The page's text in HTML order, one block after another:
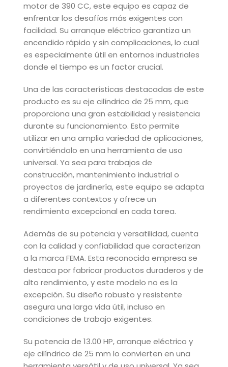
motor de 390 CC, este equipo es capaz de
enfrentar los desafíos más exigentes con
facilidad. Su arranque eléctrico garantiza un
encendido rápido y sin complicaciones, lo cual
es especialmente útil en entornos industriales
donde el tiempo es un factor crucial.
Una de las características destacadas de este
producto es su eje cilíndrico de 25 mm, que
proporciona una gran estabilidad y resistencia
durante su funcionamiento. Esto permite
utilizar en una amplia variedad de aplicaciones,
convirtiéndolo en una herramienta de uso
universal. Ya sea para trabajos de
construcción, mantenimiento industrial o
proyectos de jardinería, este equipo se adapta
a diferentes contextos y ofrece un
rendimiento excepcional en cada tarea.
Además de su potencia y versatilidad, cuenta
con la calidad y confiabilidad que caracterizan
a la marca FEMA. Esta reconocida empresa se
destaca por fabricar productos duraderos y de
alto rendimiento, y este modelo no es la
excepción. Su diseño robusto y resistente
asegura una larga vida útil, incluso en
condiciones de trabajo exigentes.
Su potencia de 13.00 HP, arranque eléctrico y
eje cilíndrico de 25 mm lo convierten en una